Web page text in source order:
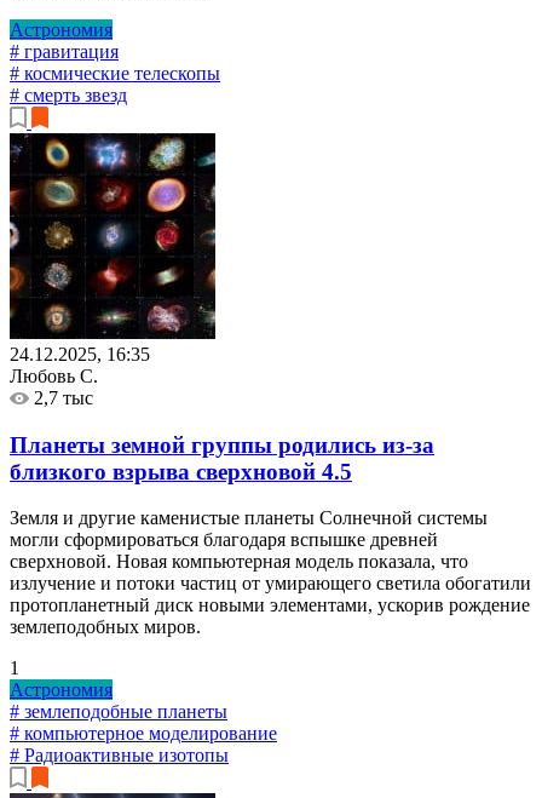
Астрономия
# гравитация
# космические телескопы
# смерть звезд
24.12.2025, 16:35
Любовь С.
2,7 тыс
Планеты земной группы родились из-за
близкого взрыва сверхновой 4.5
Земля и другие каменистые планеты Солнечной системы
могли сформироваться благодаря вспышке древней
сверхновой. Новая компьютерная модель показала, что
излучение и потоки частиц от умирающего светила обогатили
протопланетный диск новыми элементами, ускорив рождение
землеподобных миров.
1
Астрономия
# землеподобные планеты
# компьютерное моделирование
# Радиоактивные изотопы